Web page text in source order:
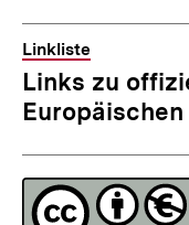
Linkliste
Links zu
Europäischen
Lizenz